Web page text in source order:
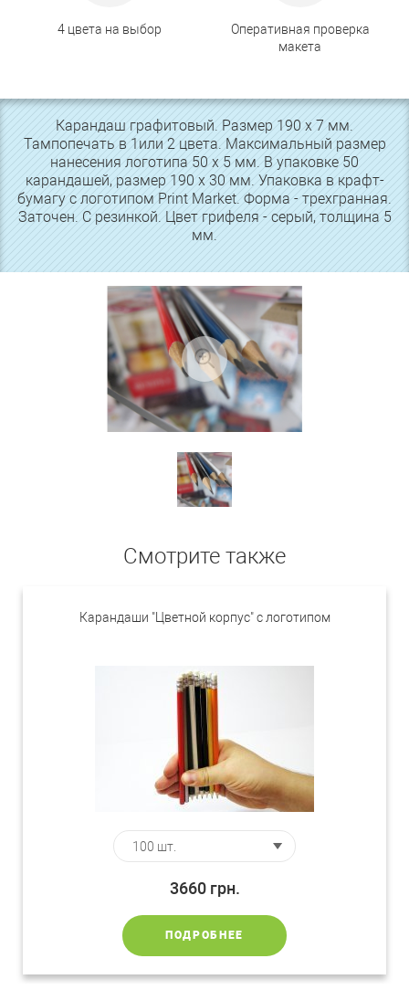
4 цвета на выбор
Оперативная проверка
макета
Карандаш графитовый. Размер 190 х 7 мм.
Тампопечать в 1или 2 цвета. Максимальный размер
нанесения логотипа 50 х 5 мм. В упаковке 50
карандашей, размер 190 х 30 мм. Упаковка в крафт-
бумагу с логотипом Print Market. Форма - трехгранная.
Заточен. С резинкой. Цвет грифеля - серый, толщина 5
мм.
Смотрите также
Карандаши "Цветной корпус" с логотипом
3660 грн.
ПОДРОБНЕЕ